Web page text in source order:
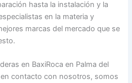
hasta la instalación y la
en la materia y
marcas del mercado que se
en BaxiRoca en Palma del
contacto con nosotros, somos